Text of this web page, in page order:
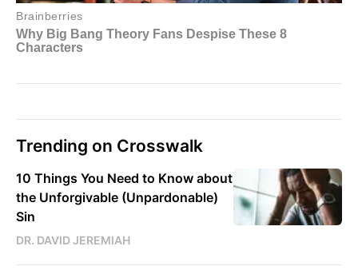
Trending on Crosswalk
10 Things You Need to Know about
the Unforgivable (Unpardonable)
Sin
DR. DAVID JEREMIAH